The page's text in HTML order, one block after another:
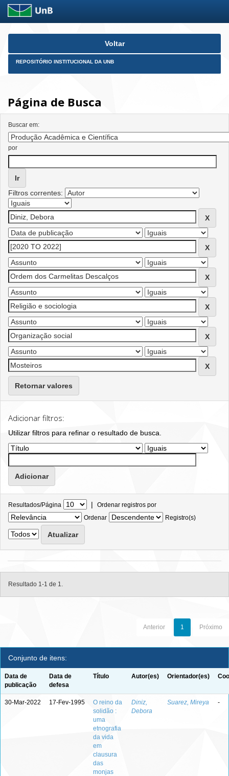
Skip
Voltar
REPOSITÓRIO INSTITUCIONAL DA UNB
Página de Busca
Buscar em:
por
Filtros correntes:
Retornar valores
Adicionar filtros:
Utilizar filtros para refinar o resultado de busca.
Resultados/Página | Ordenar registros por
Ordenar
Registro(s)
Resultado 1-1 de 1.
Anterior 1 Próximo
Conjunto de itens:
Data de
publicação
Data de
defesa
Título Autor(es) Orientador(es)
30-Mar-2022 17-Fev-1995
O reino da
solidão :
uma
etnografia
da vida
em
clausura
das
monjas
Diniz,
Debora
Suarez, Mireya -